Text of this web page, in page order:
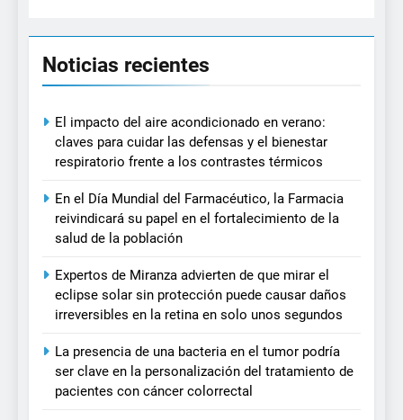
Noticias recientes
El impacto del aire acondicionado en verano:
claves para cuidar las defensas y el bienestar
respiratorio frente a los contrastes térmicos
En el Día Mundial del Farmacéutico, la Farmacia
reivindicará su papel en el fortalecimiento de la
salud de la población
Expertos de Miranza advierten de que mirar el
eclipse solar sin protección puede causar daños
irreversibles en la retina en solo unos segundos
La presencia de una bacteria en el tumor podría
ser clave en la personalización del tratamiento de
pacientes con cáncer colorrectal